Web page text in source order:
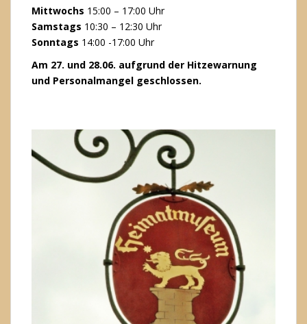
Mittwochs 15:00 – 17:00 Uhr
Samstags 10:30 – 12:30 Uhr
Sonntags 14:00 -17:00 Uhr
Am 27. und 28.06. aufgrund der Hitzewarnung
und Personalmangel geschlossen.